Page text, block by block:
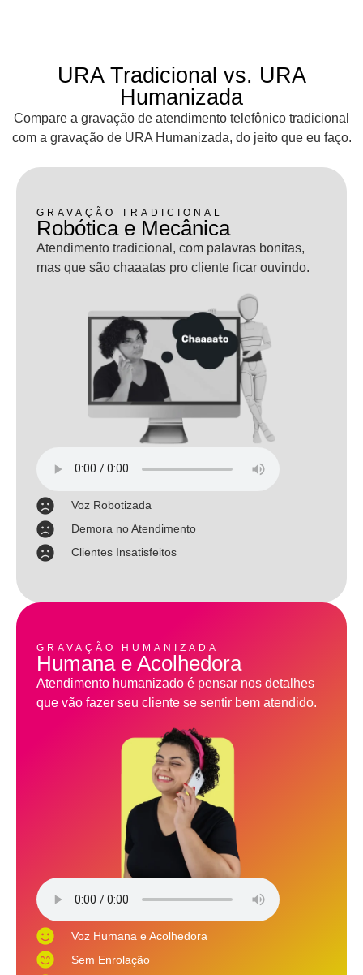
URA Tradicional vs. URA
Humanizada
Compare a gravação de atendimento telefônico tradicional
com a gravação de URA Humanizada, do jeito que eu faço.
GRAVAÇÃO TRADICIONAL
Robótica e Mecânica
Atendimento tradicional, com palavras bonitas,
mas que são chaaatas pro cliente ficar ouvindo.
Voz Robotizada
Demora no Atendimento
Clientes Insatisfeitos
GRAVAÇÃO HUMANIZADA
Humana e Acolhedora
Atendimento humanizado é pensar nos detalhes
que vão fazer seu cliente se sentir bem atendido.
Voz Humana e Acolhedora
Sem Enrolação